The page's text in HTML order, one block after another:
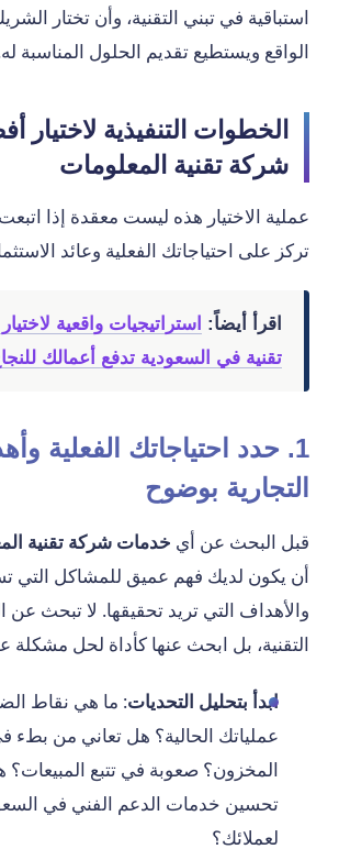
استباقية في تبني التقنية، وأن تختار
الواقع ويستطيع تقديم الحلول المناسبة
الخطوات التنفيذية
شركة تقنية المعلومات
عملية الاختيار هذه ليست معقدة إذا
تركز على احتياجاتك الفعلية وعائد
اقرأ أيضاً:
استراتيجيات واقعية
تقنية في السعودية تدفع أعمالك
1. حدد احتياجاتك الفعلية
التجارية بوضوح
قبل البحث عن أي خدمات شركة تقنية
أن يكون لديك فهم عميق للمشاكل التي
والأهداف التي تريد تحقيقها. لا تبحث عن
التقنية، بل ابحث عنها كأداة لحل
ابدأ بتحليل التحديات: ما هي نقاط
عملياتك الحالية؟ هل تعاني من بطء
المخزون؟ صعوبة في تتبع المبيعات؟
تحسين خدمات الدعم الفني في
لعملائك؟